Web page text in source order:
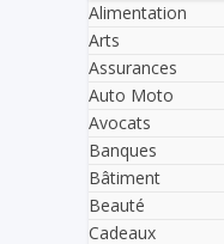
Alimentation
Arts
Assurances
Auto Moto
Avocats
Banques
Bâtiment
Beauté
Cadeaux